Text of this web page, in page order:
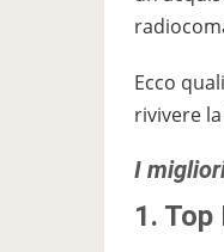
Ecco
rivivere
I
1. Top